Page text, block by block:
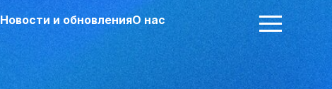
Новости и обновленияО нас